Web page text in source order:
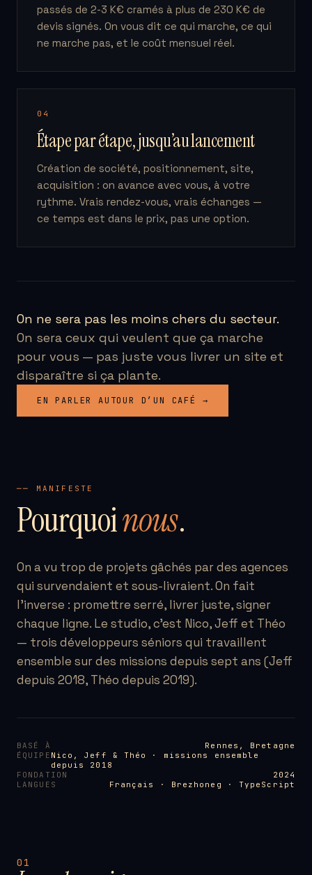
passés de 2-3 K€ cramés à plus de 230 K€ de
devis signés. On vous dit ce qui marche, ce qui
ne marche pas, et le coût mensuel réel.
04
Étape par étape, jusqu’au lancement
Création de société, positionnement, site,
acquisition : on avance avec vous, à votre
rythme. Vrais rendez-vous, vrais échanges —
ce temps est dans le prix, pas une option.
On ne sera pas les moins chers du secteur.
On sera ceux qui veulent que ça marche
pour vous — pas juste vous livrer un site et
disparaître si ça plante.
EN PARLER AUTOUR D’UN CAFÉ →
── MANIFESTE
Pourquoinous.
On a vu trop de projets gâchés par des agences
qui survendaient et sous-livraient. On fait
l'inverse : promettre serré, livrer juste, signer
chaque ligne. Le studio, c'est Nico, Jeff et Théo
— trois développeurs séniors qui travaillent
ensemble sur des missions depuis sept ans (Jeff
depuis 2018, Théo depuis 2019).
BASÉ À
Rennes, Bretagne
ÉQUIPE Nico, Jeff & Théo · missions ensemble
depuis 2018
FONDATION
2024
LANGUES
Français · Brezhoneg · TypeScript
01